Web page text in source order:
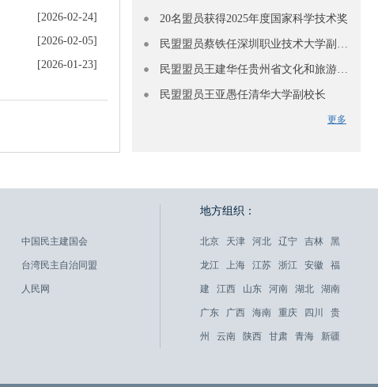
[2026-02-24]
[2026-02-05]
[2026-01-23]
20名盟员获得2025年度国家科学技术奖
民盟盟员王亚愚任清华大学副校长
更多
中国民主建国会
台湾民主自治同盟
人民网
地方组织：
北京 天津 河北 辽宁 吉林 黑
龙江 上海 江苏 浙江 安徽 福
建 江西 山东 河南 湖北 湖南
广东 广西 海南 重庆 四川 贵
州 云南 陕西 甘肃 青海 新疆